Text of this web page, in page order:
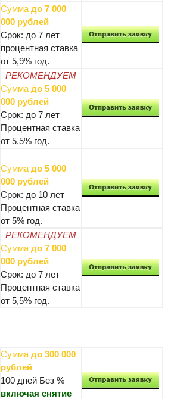
Сумма до 7 000
000 рублей
Срок: до 7 лет
процентная ставка
от 5,9% год.
РЕКОМЕНДУЕМ
Сумма до 5 000
000 рублей
Срок: до 7 лет
Процентная ставка
от 5,5% год.
Сумма до 5 000
000 рублей
Срок: до 10 лет
Процентная ставка
от 5% год.
РЕКОМЕНДУЕМ
Сумма до 7 000
000 рублей
Срок: до 7 лет
Процентная ставка
от 5,5% год.
Сумма до 300 000
рублей
100 дней Без %
включая снятие